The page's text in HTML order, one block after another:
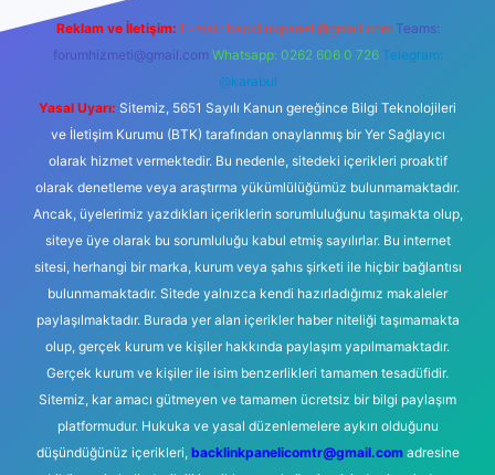
Reklam ve İletişim: E-mail: backlinkpaneli@gmail.com Teams:
forumhizmeti@gmail.com Whatsapp: 0262 606 0 726 Telegram:
@karabul
Yasal Uyarı: Sitemiz, 5651 Sayılı Kanun gereğince Bilgi Teknolojileri
ve İletişim Kurumu (BTK) tarafından onaylanmış bir Yer Sağlayıcı
olarak hizmet vermektedir. Bu nedenle, sitedeki içerikleri proaktif
olarak denetleme veya araştırma yükümlülüğümüz bulunmamaktadır.
Ancak, üyelerimiz yazdıkları içeriklerin sorumluluğunu taşımakta olup,
siteye üye olarak bu sorumluluğu kabul etmiş sayılırlar. Bu internet
sitesi, herhangi bir marka, kurum veya şahıs şirketi ile hiçbir bağlantısı
bulunmamaktadır. Sitede yalnızca kendi hazırladığımız makaleler
paylaşılmaktadır. Burada yer alan içerikler haber niteliği taşımamakta
olup, gerçek kurum ve kişiler hakkında paylaşım yapılmamaktadır.
Gerçek kurum ve kişiler ile isim benzerlikleri tamamen tesadüfidir.
Sitemiz, kar amacı gütmeyen ve tamamen ücretsiz bir bilgi paylaşım
platformudur. Hukuka ve yasal düzenlemelere aykırı olduğunu
düşündüğünüz içerikleri, backlinkpanelicomtr@gmail.comadresine